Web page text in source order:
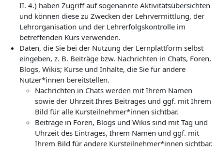
II. 4.) haben Zugriff auf sogenannte Aktivitätsübersichten
und können diese zu Zwecken der Lehrvermittlung, der
Lehrorganisation und der Lehrerfolgskontrolle im
betreffenden Kurs verwenden.
Daten, die Sie bei der Nutzung der Lernplattform selbst
eingeben, z. B. Beiträge bzw. Nachrichten in Chats, Foren,
Blogs, Wikis; Kurse und Inhalte, die Sie für andere
Nutzer*innen bereitstellen.
Nachrichten in Chats werden mit Ihrem Namen
sowie der Uhrzeit Ihres Beitrages und ggf. mit Ihrem
Bild für alle Kursteilnehmer*innen sichtbar.
Beiträge in Foren, Blogs und Wikis sind mit Tag und
Uhrzeit des Eintrages, Ihrem Namen und ggf. mit
Ihrem Bild für andere Kursteilnehmer*innen sichtbar.